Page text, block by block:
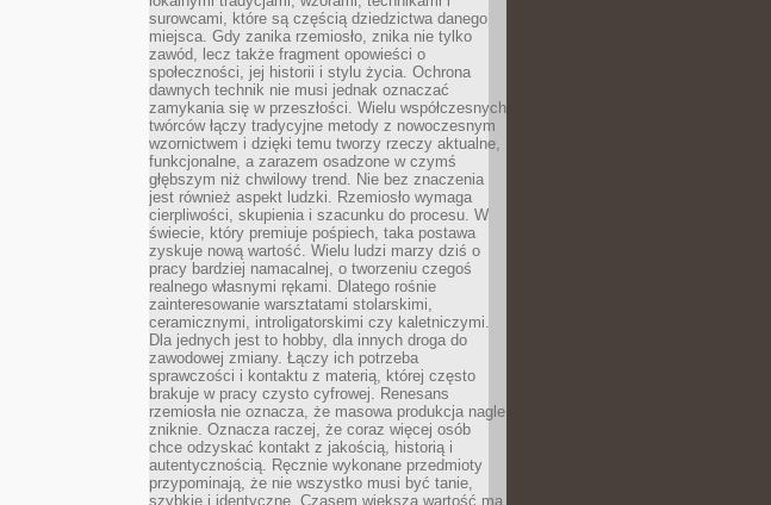
surowcami, które są częścią dziedzictwa danego
miejsca. Gdy zanika rzemiosło, znika nie tylko
zawód, lecz także fragment opowieści o
społeczności, jej historii i stylu życia. Ochrona
dawnych technik nie musi jednak oznaczać
zamykania się w przeszłości. Wielu współczesnych
twórców łączy tradycyjne metody z nowoczesnym
wzornictwem i dzięki temu tworzy rzeczy aktualne,
funkcjonalne, a zarazem osadzone w czymś
głębszym niż chwilowy trend. Nie bez znaczenia
jest również aspekt ludzki. Rzemiosło wymaga
cierpliwości, skupienia i szacunku do procesu. W
świecie, który premiuje pośpiech, taka postawa
zyskuje nową wartość. Wielu ludzi marzy dziś o
pracy bardziej namacalnej, o tworzeniu czegoś
realnego własnymi rękami. Dlatego rośnie
zainteresowanie warsztatami stolarskimi,
ceramicznymi, introligatorskimi czy kaletniczymi.
Dla jednych jest to hobby, dla innych droga do
zawodowej zmiany. Łączy ich potrzeba
sprawczości i kontaktu z materią, której często
brakuje w pracy czysto cyfrowej. Renesans
rzemiosła nie oznacza, że masowa produkcja nagle
zniknie. Oznacza raczej, że coraz więcej osób
chce odzyskać kontakt z jakością, historią i
autentycznością. Ręcznie wykonane przedmioty
przypominają, że nie wszystko musi być tanie,
szybkie i identyczne. Czasem większą wartość ma